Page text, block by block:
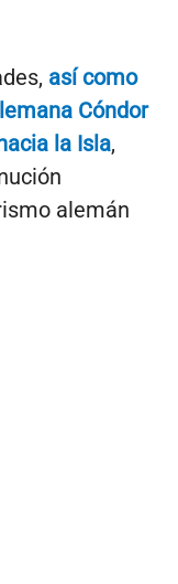
así como
Cóndor
la Isla,
alemán